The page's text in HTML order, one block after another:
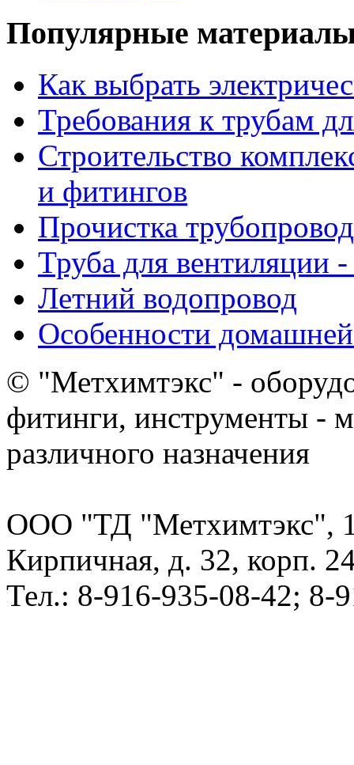
Популярные
Как выбрать
Требования к трубам
Строительство
и фитингов
Прочистка
Труба для вентиляции
Летний водопровод
Особенности
© "Метхимтэкс" -
фитинги, инструменты -
различного назначения
ООО "ТД "Метхимтэкс",
Кирпичная, д. 32, корп.
Тел.: 8-916-935-08-42; 8-